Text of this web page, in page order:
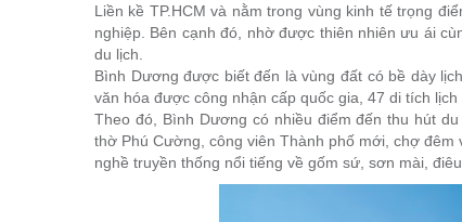
Liền kề TP.HCM và nằm trong vùng kinh tế trọng
nghiệp. Bên cạnh đó, nhờ được thiên nhiên ưu ái
du lịch.
Bình Dương được biết đến là vùng đất có bề dày
văn hóa được công nhận cấp quốc gia, 47 di tích
Theo đó, Bình Dương có nhiều điểm đến thu hút
thờ Phú Cường, công viên Thành phố mới, chợ
nghề truyền thống nổi tiếng về gốm sứ, sơn mài,